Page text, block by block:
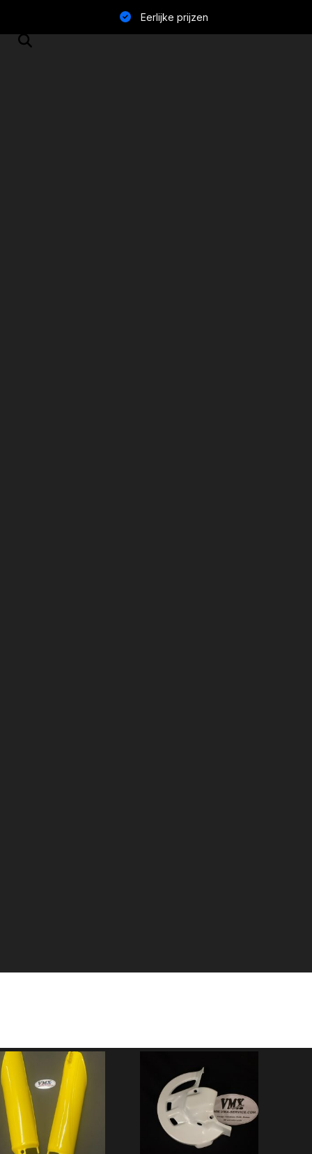
Eerlijke prijzen